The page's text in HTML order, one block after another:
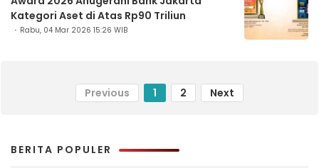
Kategori Aset di Atas Rp90 Triliun
Rabu, 04 Mar 2026 15:26 WIB
Previous 1 2 Next
BERITA POPULER